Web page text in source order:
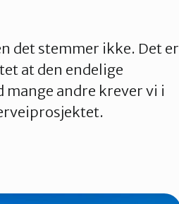
det stemmer ikke. Det er
at den endelige
andre krever vi i